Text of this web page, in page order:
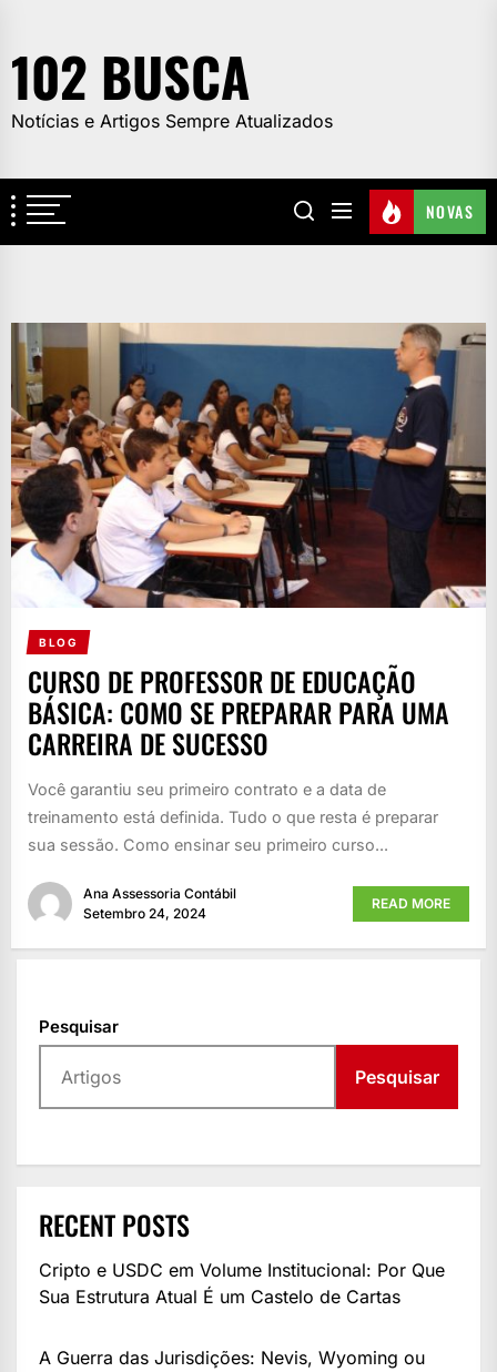
the
content
102 BUSCA
Notícias e Artigos Sempre Atualizados
NOVAS
BLOG
CURSO DE PROFESSOR DE EDUCAÇÃO
BÁSICA: COMO SE PREPARAR PARA UMA
CARREIRA DE SUCESSO
Você garantiu seu primeiro contrato e a data de
treinamento está definida. Tudo o que resta é preparar
sua sessão. Como ensinar seu primeiro curso...
Ana Assessoria Contábil
Setembro 24, 2024
READ MORE
Pesquisar
Pesquisar
RECENT POSTS
Cripto e USDC em Volume Institucional: Por Que
Sua Estrutura Atual É um Castelo de Cartas
A Guerra das Jurisdições: Nevis, Wyoming ou